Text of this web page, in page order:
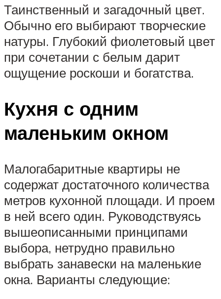
Таинственный и загадочный цвет.
Обычно его выбирают творческие
натуры. Глубокий фиолетовый цвет
при сочетании с белым дарит
ощущение роскоши и богатства.
Кухня с одним
маленьким окном
Малогабаритные квартиры не
содержат достаточного количества
метров кухонной площади. И проем
в ней всего один. Руководствуясь
вышеописанными принципами
выбора, нетрудно правильно
выбрать занавески на маленькие
окна. Варианты следующие: